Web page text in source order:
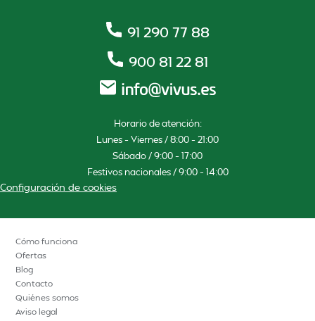
91 290 77 88
900 81 22 81
Horario de atención:
Lunes – Viernes / 8:00 – 21:00
Sábado / 9:00 – 17:00
Festivos nacionales / 9:00 – 14:00
Configuración de cookies
Cómo funciona
Ofertas
Blog
Contacto
Quiénes somos
Aviso legal